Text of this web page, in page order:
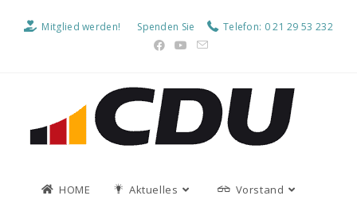
Mitglied werden! Spenden Sie Telefon: 0 21 29 53 232
HOME Aktuelles Vorstand